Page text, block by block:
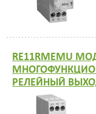
RE11RMEMU
РЕЛЕЙНЫЙ